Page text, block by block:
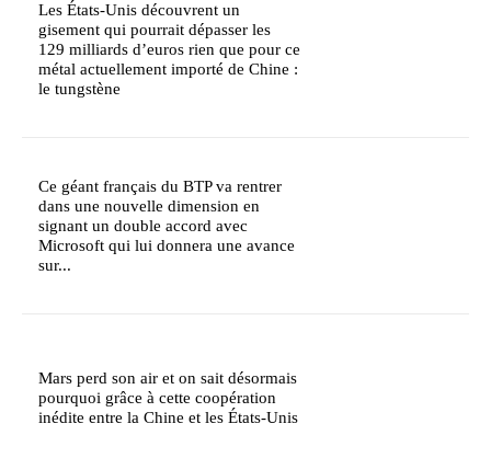
Les États-Unis découvrent un
gisement qui pourrait dépasser les
129 milliards d’euros rien que pour ce
métal actuellement importé de Chine :
le tungstène
Ce géant français du BTP va rentrer
dans une nouvelle dimension en
signant un double accord avec
Microsoft qui lui donnera une avance
sur...
Mars perd son air et on sait désormais
pourquoi grâce à cette coopération
inédite entre la Chine et les États-Unis